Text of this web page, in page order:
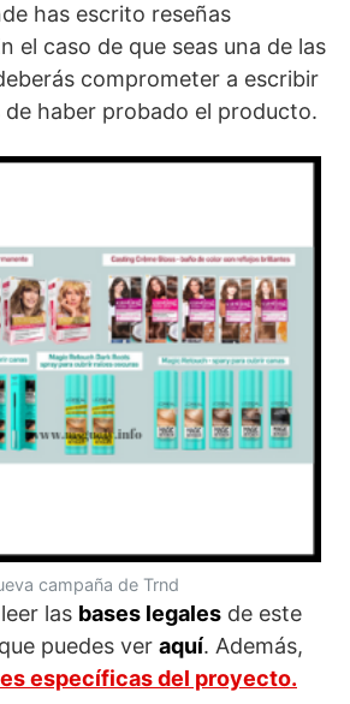
has escrito reseñas
el caso de que seas una de las
comprometer a escribir
de haber probado el producto.
campaña de Trnd
las bases legales de este
puedes ver aquí. Además,
específicas del proyecto.